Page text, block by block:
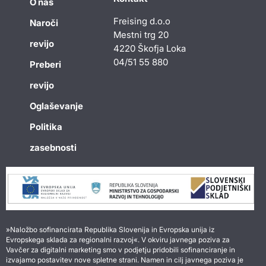
Naroči
revijo
Preberi
revijo
Oglaševanje
Politika
zasebnosti
Freising d.o.o
Mestni trg 20
4220 Škofja Loka
04/51 55 880
»Naložbo sofinancirata Republika Slovenija in Evropska unija iz
Evropskega sklada za regionalni razvoj«. V okviru javnega poziva za
Vavčer za digitalni marketing smo v podjetju pridobili sofinanciranje in
izvajamo postavitev nove spletne strani. Namen in cilj javnega poziva je